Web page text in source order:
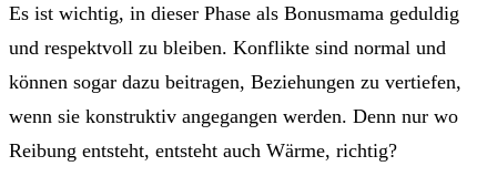
Es ist wichtig, in dieser Phase als Bonusmama geduldig
und respektvoll zu bleiben. Konflikte sind normal und
können sogar dazu beitragen, Beziehungen zu vertiefen,
wenn sie konstruktiv angegangen werden. Denn nur wo
Reibung entsteht, entsteht auch Wärme, richtig?